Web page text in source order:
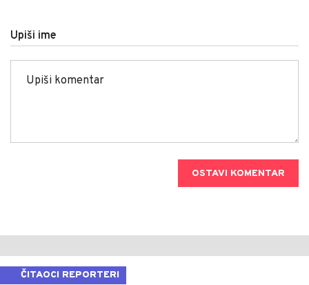
Upiši ime
OSTAVI KOMENTAR
ČITAOCI REPORTERI